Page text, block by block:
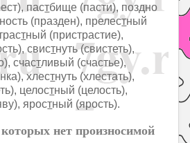
пастбище (пасти), поздно
ность (празден), прелестный
тный (пристрастие),
свистнуть (свистеть),
счастливый (счастье),
хлестнуть (хлестать),
целостный (целость),
яростный (ярость).
нет произносимой